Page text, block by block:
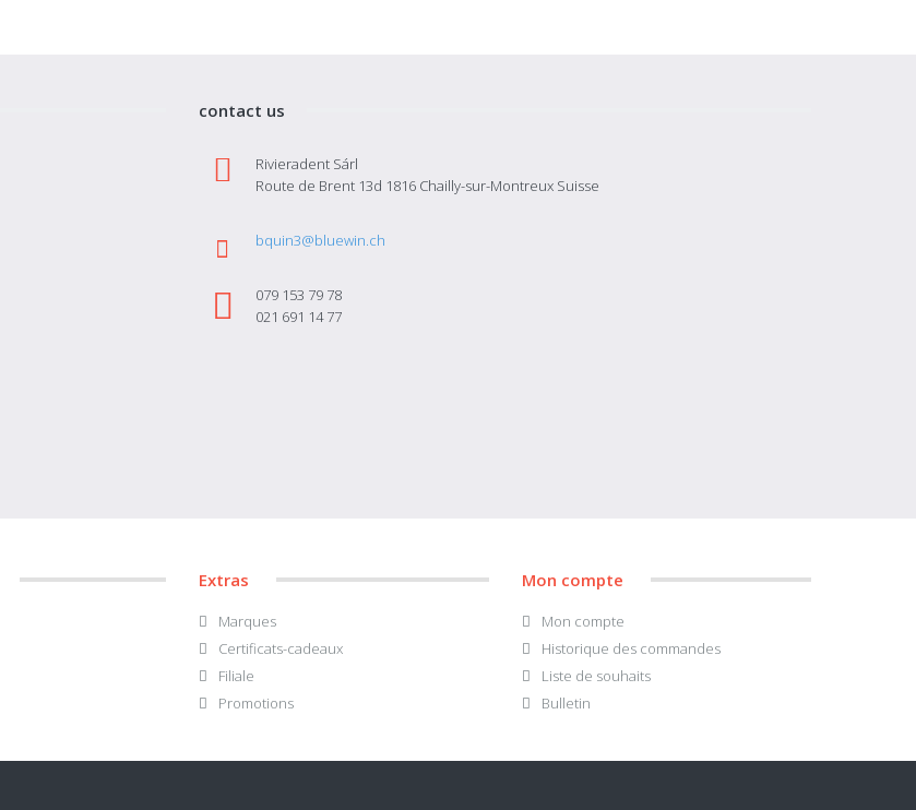
contact us
Rivieradent Sárl
Route de Brent 13d 1816 Chailly-sur-Montreux Suisse
bquin3@bluewin.ch
079 153 79 78
021 691 14 77
Extras
Marques
Certificats-cadeaux
Filiale
Promotions
Mon compte
Mon compte
Historique des commandes
Liste de souhaits
Bulletin